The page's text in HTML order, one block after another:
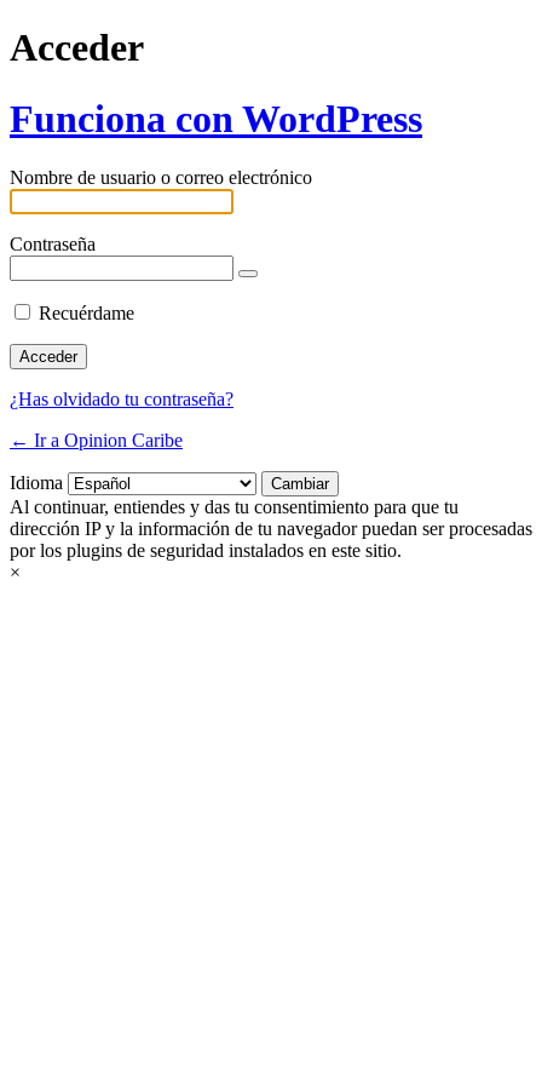
Acceder
Funciona con WordPress
Nombre de usuario o correo electrónico
Contraseña
Recuérdame
¿Has olvidado tu contraseña?
← Ir a Opinion Caribe
Idioma
Al continuar, entiendes y das tu consentimiento para que tu
dirección IP y la información de tu navegador puedan ser procesadas
por los plugins de seguridad instalados en este sitio.
×